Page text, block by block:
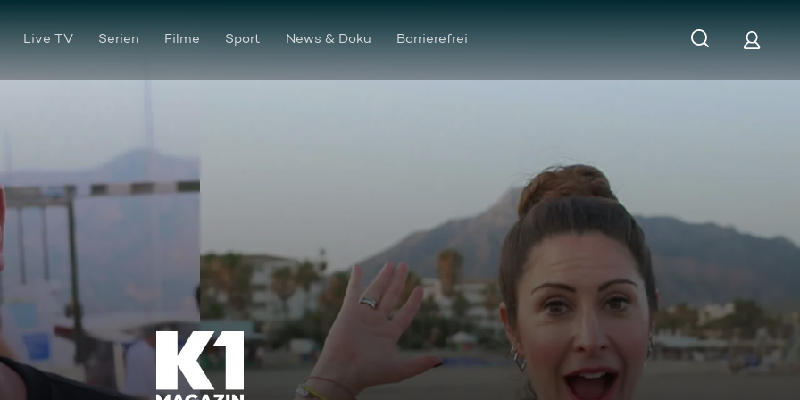
Live TV Serien Filme Sport News & Doku Barrierefrei
Das Urlaubsduell „Bekannt gegen unbekannt“: Marbella versus Budva in Montenegro